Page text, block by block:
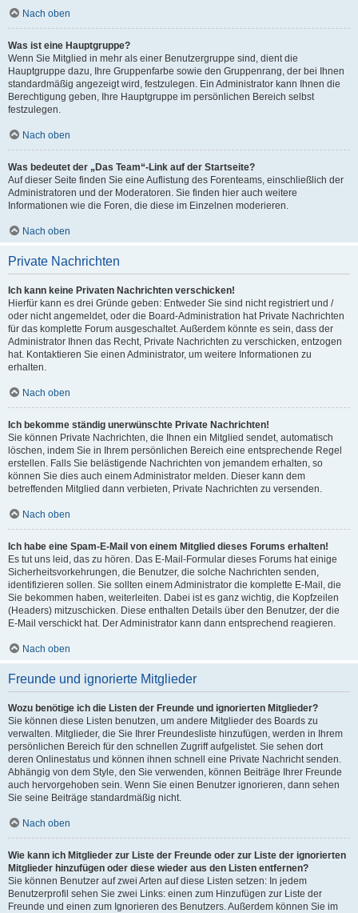
Nach oben
Was ist eine Hauptgruppe?
Wenn Sie Mitglied in mehr als einer Benutzergruppe sind, dient die
Hauptgruppe dazu, Ihre Gruppenfarbe sowie den Gruppenrang, der bei Ihnen
standardmäßig angezeigt wird, festzulegen. Ein Administrator kann Ihnen die
Berechtigung geben, Ihre Hauptgruppe im persönlichen Bereich selbst
festzulegen.
Nach oben
Was bedeutet der „Das Team“-Link auf der Startseite?
Auf dieser Seite finden Sie eine Auflistung des Forenteams, einschließlich der
Administratoren und der Moderatoren. Sie finden hier auch weitere
Informationen wie die Foren, die diese im Einzelnen moderieren.
Nach oben
Private Nachrichten
Ich kann keine Privaten Nachrichten verschicken!
Hierfür kann es drei Gründe geben: Entweder Sie sind nicht registriert und /
oder nicht angemeldet, oder die Board-Administration hat Private Nachrichten
für das komplette Forum ausgeschaltet. Außerdem könnte es sein, dass der
Administrator Ihnen das Recht, Private Nachrichten zu verschicken, entzogen
hat. Kontaktieren Sie einen Administrator, um weitere Informationen zu
erhalten.
Nach oben
Ich bekomme ständig unerwünschte Private Nachrichten!
Sie können Private Nachrichten, die Ihnen ein Mitglied sendet, automatisch
löschen, indem Sie in Ihrem persönlichen Bereich eine entsprechende Regel
erstellen. Falls Sie belästigende Nachrichten von jemandem erhalten, so
können Sie dies auch einem Administrator melden. Dieser kann dem
betreffenden Mitglied dann verbieten, Private Nachrichten zu versenden.
Nach oben
Ich habe eine Spam-E-Mail von einem Mitglied dieses Forums erhalten!
Es tut uns leid, das zu hören. Das E-Mail-Formular dieses Forums hat einige
Sicherheitsvorkehrungen, die Benutzer, die solche Nachrichten senden,
identifizieren sollen. Sie sollten einem Administrator die komplette E-Mail, die
Sie bekommen haben, weiterleiten. Dabei ist es ganz wichtig, die Kopfzeilen
(Headers) mitzuschicken. Diese enthalten Details über den Benutzer, der die
E-Mail verschickt hat. Der Administrator kann dann entsprechend reagieren.
Nach oben
Freunde und ignorierte Mitglieder
Wozu benötige ich die Listen der Freunde und ignorierten Mitglieder?
Sie können diese Listen benutzen, um andere Mitglieder des Boards zu
verwalten. Mitglieder, die Sie Ihrer Freundesliste hinzufügen, werden in Ihrem
persönlichen Bereich für den schnellen Zugriff aufgelistet. Sie sehen dort
deren Onlinestatus und können ihnen schnell eine Private Nachricht senden.
Abhängig von dem Style, den Sie verwenden, können Beiträge Ihrer Freunde
auch hervorgehoben sein. Wenn Sie einen Benutzer ignorieren, dann sehen
Sie seine Beiträge standardmäßig nicht.
Nach oben
Wie kann ich Mitglieder zur Liste der Freunde oder zur Liste der ignorierten
Mitglieder hinzufügen oder diese wieder aus den Listen entfernen?
Sie können Benutzer auf zwei Arten auf diese Listen setzen: In jedem
Benutzerprofil sehen Sie zwei Links: einen zum Hinzufügen zur Liste der
Freunde und einen zum Ignorieren des Benutzers. Außerdem können Sie im